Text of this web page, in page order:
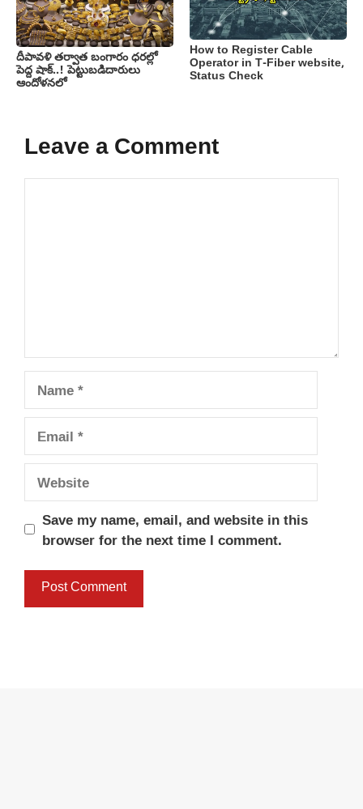
దీపావళి తర్వాత బంగారం ధరల్లో
పెద్ద షాక్..! పెట్టుబడిదారులు
ఆందోళనలో
How to Register Cable
Operator in T-Fiber website,
Status Check
Leave a Comment
Comment
Name
Email
Website
Save my name, email, and website in this
browser for the next time I comment.